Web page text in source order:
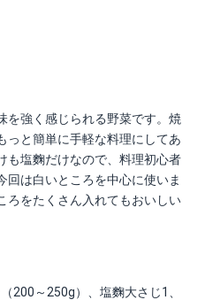
を強く感じられる野菜です。焼
っと簡単に手軽な料理にしてあ
も塩麴だけなので、料理初心者
回は白いところを中心に使いま
ろをたくさん入れてもおいしい
200～250g）、塩麴大さじ1、